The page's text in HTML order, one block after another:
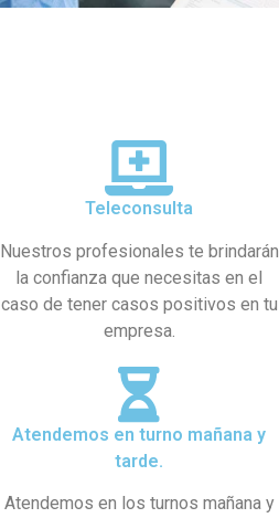
Teleconsulta
Nuestros profesionales te brindarán
la confianza que necesitas en el
caso de tener casos positivos en tu
empresa.
Atendemos en turno mañana y
tarde.
Atendemos en los turnos mañana y